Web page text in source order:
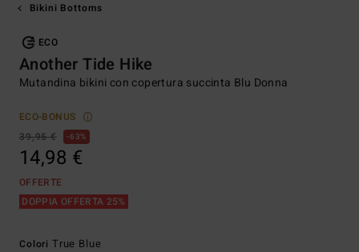
Bikini Bottoms
ECO
Another Tide Hike
Mutandina bikini con copertura succinta Blu Donna
ECO-BONUS
39,95 €
63%
14,98 €
OFFERTE
DOPPIA OFFERTA 25%
Colori True Blue